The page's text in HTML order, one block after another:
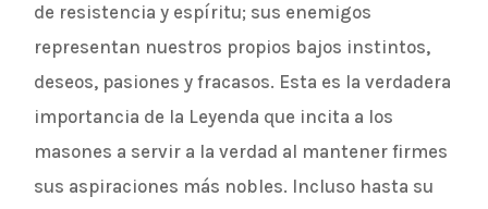
de resistencia y espíritu; sus enemigos
representan nuestros propios bajos instintos,
deseos, pasiones y fracasos. Esta es la verdadera
importancia de la Leyenda que incita a los
masones a servir a la verdad al mantener firmes
sus aspiraciones más nobles. Incluso hasta su